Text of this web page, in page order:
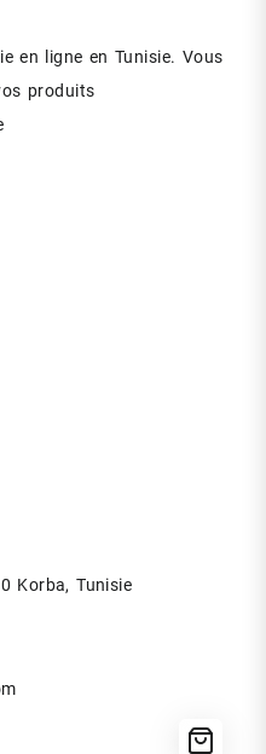
en ligne en Tunisie. Vous
produits
Korba, Tunisie